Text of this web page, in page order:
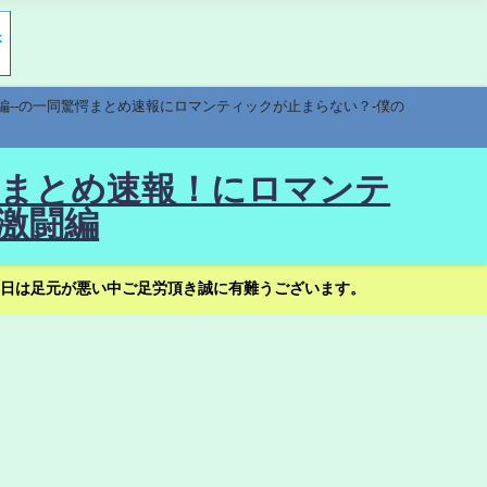
の一同驚愕まとめ速報にロマンティックが止まらない？-僕の
とめ速報！にロマンテ
闘編
足元が悪い中ご足労頂き誠に有難うございます。